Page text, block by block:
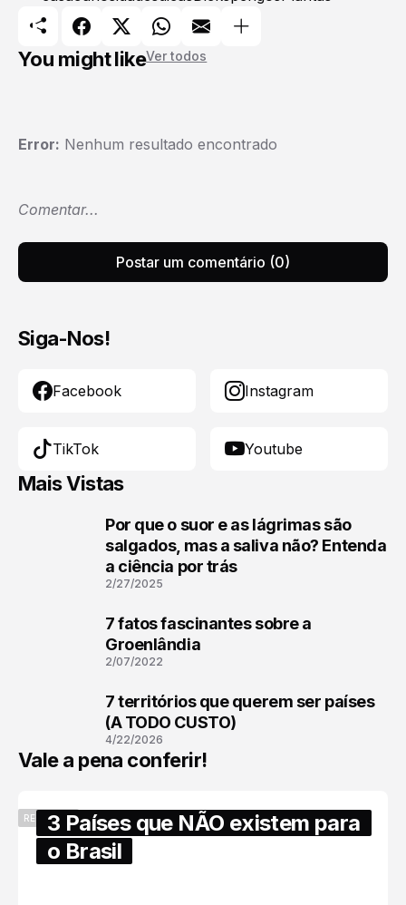
You might likeVer todos
Error: Nenhum resultado encontrado
Comentar...
Postar um comentário (0)
Siga-Nos!
Facebook Instagram
TikTok Youtube
Mais Vistas
Por que o suor e as lágrimas são
salgados, mas a saliva não? Entenda
a ciência por trás
2/27/2025
7 fatos fascinantes sobre a
Groenlândia
2/07/2022
7 territórios que querem ser países
(A TODO CUSTO)
4/22/2026
Vale a pena conferir!
RECENTES3 Países que NÃO existem para
o Brasil